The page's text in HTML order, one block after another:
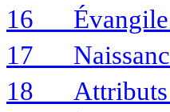
16
17
18